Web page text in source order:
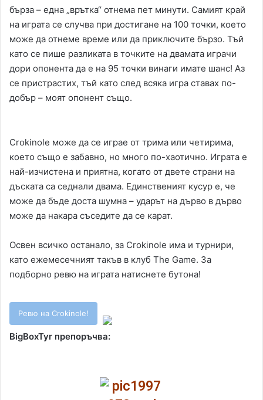
бърза – една „врътка“ отнема пет минути. Самият край
на играта се случва при достигане на 100 точки, което
може да отнеме време или да приключите бързо. Тъй
като се пише разликата в точките на двамата играчи
дори опонента да е на 95 точки винаги имате шанс! Аз
се пристрастих, тъй като след всяка игра ставах по-
добър – моят опонент също.
Crokinole може да се играе от трима или четирима,
което също е забавно, но много по-хаотично. Играта е
най-изчистена и приятна, когато от двете страни на
дъската са седнали двама. Единственият кусур е, че
може да бъде доста шумна – ударът на дърво в дърво
може да накара съседите да се карат.
Освен всичко останало, за Crokinole има и турнири,
като ежемесечният такъв в клуб The Game. За
подборно ревю на играта натиснете бутона!
Ревю на Crokinole!
BigBoxTyr препоръчва: